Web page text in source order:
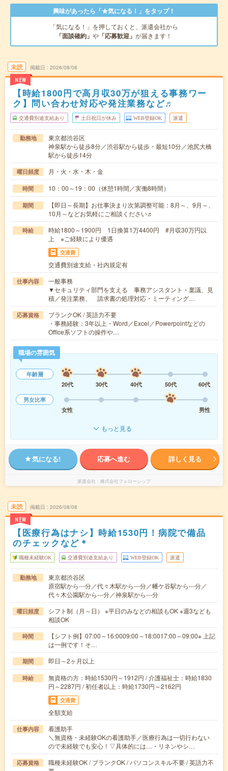
興味があったら「★気になる！」をタップ！
「気になる！」を押しておくと、派遣会社から
「面談確約」 や 「応募歓迎」 が届きます！
未読
NEW
掲載日 2026/08/08
【時給1800円で高月収30万が狙える事務ワー
ク】問い合わせ対応や発注業務など♬
交通費別途支給あり 土日祝日が休み WEB登録OK 派遣
勤務地
東京都渋谷区
神泉駅から徒歩8分／渋谷駅から徒歩・最短10分／池尻大橋
駅から徒歩14分
曜日頻度 月・火・水・木・金
時間 10：00～19：00（休憩1時間／実働8時間）
期間
【即日～長期】お仕事決まり次第調整可能：8月～、9月～、
10月～などお気軽にご相談ください♬
時給
時給1800～1900円 1日換算1万4400円 #月収30万円以
上 ※ご経験により優遇
交通費
交通費別途支給・社内規定有
仕事内容
一般事務
▼セキュリティ部門を支える 事務アシスタント・稟議、見
積／発注業務、 請求書の処理対応・ミーティング…
応募資格
ブランクOK / 英語力不要
・事務経験：3年以上・Word／Excel／Powerpointなどの
Office系ソフトの操作や…
職場の雰囲気
年齢層
20代
30代 40代 50代
60代
男女比率
女性
男性
もっと見る
気になる! 応募へ進む 詳しく見る
派遣会社 株式会社フェローシップ
未読
NEW
掲載日 2026/08/08
【医療行為はナシ】時給1530円！病院で備品
のチェックなど＊
職種未経験OK 交通費別途支給あり WEB登録OK 派遣
勤務地
東京都渋谷区
原宿駅から---分／代々木駅から---分／幡ケ谷駅から---分／
代々木公園駅から---分／神泉駅から---分
曜日頻度
シフト制（月～日） ※平日のみなどの相談もOK ※週3なども
相談OK
時間
【シフト例】07:00～16:0009:00～18:0017:00～09:00※ 上記
は一例です！そ…
期間 即日～2ヶ月以上
時給
無資格の方：時給1530円～1912円 / 介護福祉士：時給1830
円～2287円 / 初任者以上：時給1730円～2162円
交通費
全額支給
仕事内容
看護助手
＼無資格・未経験OKの看護助手／医療行為は一切行わない
ので未経験でも安心！▽具体的には…・リネンやシ…
応募資格
職種未経験OK / ブランクOK / パソコンスキル不要 / 英語力不